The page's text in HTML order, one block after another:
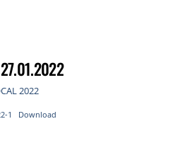
2022
1 Download